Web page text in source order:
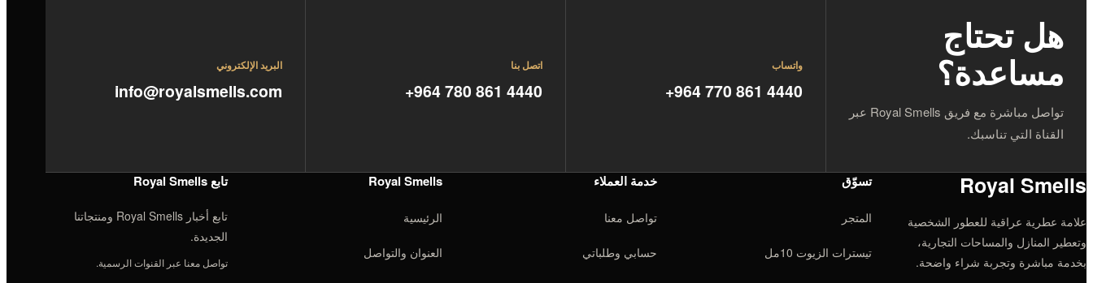
هل تحتاج
مساعدة؟
تواصل مباشرة مع فريق Royal Smells عبر
القناة التي تناسبك.
واتساب
+964 770 861 4440
اتصل بنا
+964 780 861 4440
البريد الإلكتروني
info@royalsmells.com
Royal Smells
علامة عطرية عراقية للعطور الشخصية
وتعطير المنازل والمساحات التجارية،
بخدمة مباشرة وتجربة شراء واضحة.
تسوّق
المتجر
تيسترات الزيوت 10مل
خدمة العملاء
تواصل معنا
حسابي وطلباتي
Royal Smells
الرئيسية
العنوان والتواصل
تابع Royal Smells
تابع أخبار Royal Smells ومنتجاتنا
الجديدة.
تواصل معنا عبر القنوات الرسمية.